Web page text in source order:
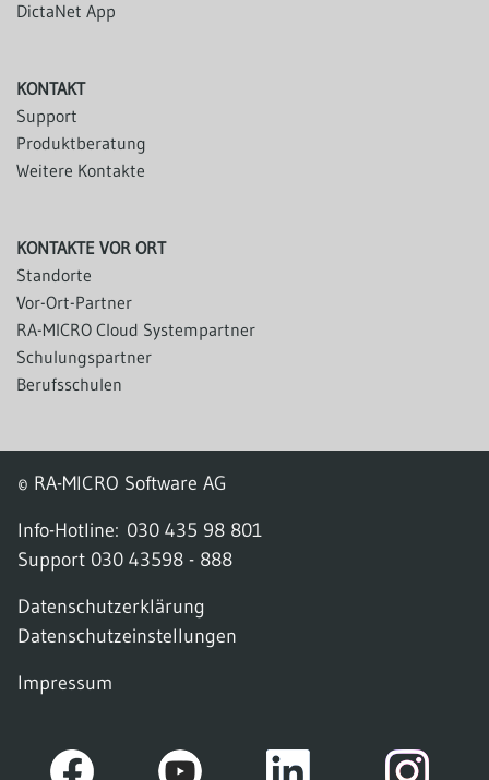
DictaNet App
KONTAKT
Support
Produktberatung
Weitere Kontakte
KONTAKTE VOR ORT
Standorte
Vor-Ort-Partner
RA-MICRO Cloud Systempartner
Schulungspartner
Berufsschulen
© RA-MICRO Software AG
Info-Hotline: 030 435 98 801
Support 030 43598 - 888
Datenschutzerklärung
Datenschutzeinstellungen
Impressum